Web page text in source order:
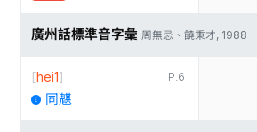
廣州話標準音字彙 周無忌、饒秉才, 1988
P.6
[hei1]
同魌